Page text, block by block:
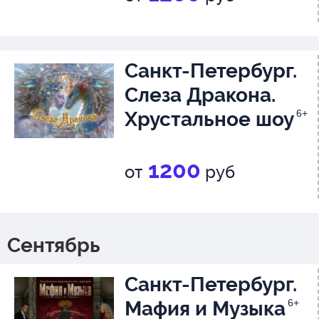
участниками циркового
Санкт-Петербург.
Слеза Дракона.
Хрустальное шоу6+
от 1200 руб
Сентябрь
Санкт-Петербург.
Мафия и Музыка6+